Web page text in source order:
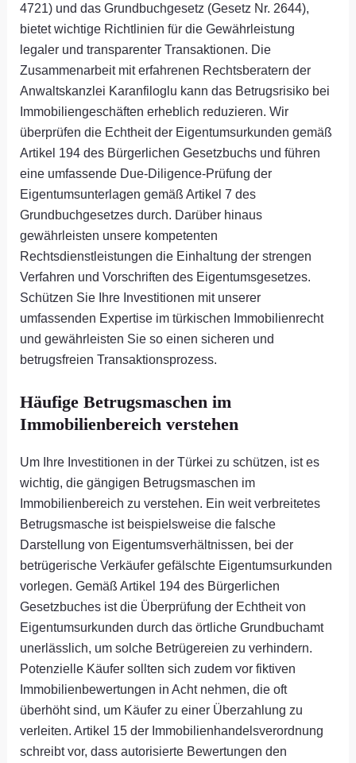
4721) und das Grundbuchgesetz (Gesetz Nr. 2644),
bietet wichtige Richtlinien für die Gewährleistung
legaler und transparenter Transaktionen. Die
Zusammenarbeit mit erfahrenen Rechtsberatern der
Anwaltskanzlei Karanfiloglu kann das Betrugsrisiko bei
Immobiliengeschäften erheblich reduzieren. Wir
überprüfen die Echtheit der Eigentumsurkunden gemäß
Artikel 194 des Bürgerlichen Gesetzbuchs und führen
eine umfassende Due-Diligence-Prüfung der
Eigentumsunterlagen gemäß Artikel 7 des
Grundbuchgesetzes durch. Darüber hinaus
gewährleisten unsere kompetenten
Rechtsdienstleistungen die Einhaltung der strengen
Verfahren und Vorschriften des Eigentumsgesetzes.
Schützen Sie Ihre Investitionen mit unserer
umfassenden Expertise im türkischen Immobilienrecht
und gewährleisten Sie so einen sicheren und
betrugsfreien Transaktionsprozess.
Häufige Betrugsmaschen im
Immobilienbereich verstehen
Um Ihre Investitionen in der Türkei zu schützen, ist es
wichtig, die gängigen Betrugsmaschen im
Immobilienbereich zu verstehen. Ein weit verbreitetes
Betrugsmasche ist beispielsweise die falsche
Darstellung von Eigentumsverhältnissen, bei der
betrügerische Verkäufer gefälschte Eigentumsurkunden
vorlegen. Gemäß Artikel 194 des Bürgerlichen
Gesetzbuches ist die Überprüfung der Echtheit von
Eigentumsurkunden durch das örtliche Grundbuchamt
unerlässlich, um solche Betrügereien zu verhindern.
Potenzielle Käufer sollten sich zudem vor fiktiven
Immobilienbewertungen in Acht nehmen, die oft
überhöht sind, um Käufer zu einer Überzahlung zu
verleiten. Artikel 15 der Immobilienhandelsverordnung
schreibt vor, dass autorisierte Bewertungen den